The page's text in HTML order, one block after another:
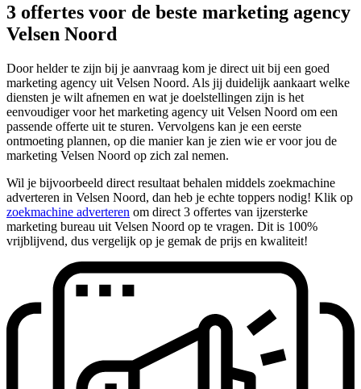
3 offertes voor de beste marketing agency
Velsen Noord
Door helder te zijn bij je aanvraag kom je direct uit bij een goed
marketing agency uit Velsen Noord. Als jij duidelijk aankaart welke
diensten je wilt afnemen en wat je doelstellingen zijn is het
eenvoudiger voor het marketing agency uit Velsen Noord om een
passende offerte uit te sturen. Vervolgens kan je een eerste
ontmoeting plannen, op die manier kan je zien wie er voor jou de
marketing Velsen Noord op zich zal nemen.
Wil je bijvoorbeeld direct resultaat behalen middels zoekmachine
adverteren in Velsen Noord, dan heb je echte toppers nodig! Klik op
zoekmachine adverteren om direct 3 offertes van ijzersterke
marketing bureau uit Velsen Noord op te vragen. Dit is 100%
vrijblijvend, dus vergelijk op je gemak de prijs en kwaliteit!